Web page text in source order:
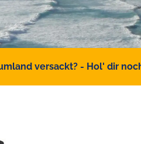
versackt? - Hol' dir